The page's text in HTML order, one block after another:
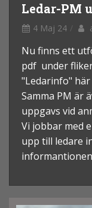
Ledar-PM
4 Maj 24
Nu finns ett
pdf under
"Ledarinfo" här
Samma PM är
uppgavs vid
Vi jobbar med
upp till ledare